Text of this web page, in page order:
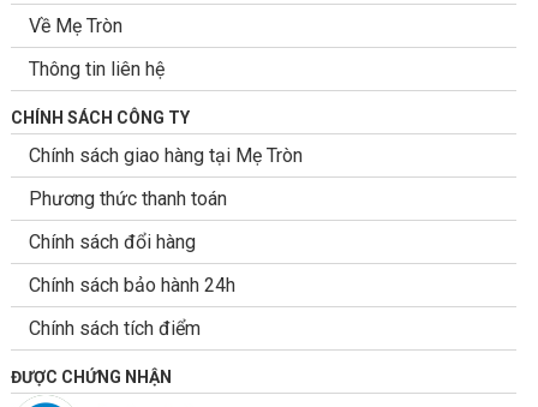
Về Mẹ Tròn
Thông tin liên hệ
CHÍNH SÁCH CÔNG TY
Chính sách giao hàng tại Mẹ Tròn
Phương thức thanh toán
Chính sách đổi hàng
Chính sách bảo hành 24h
Chính sách tích điểm
ĐƯỢC CHỨNG NHẬN